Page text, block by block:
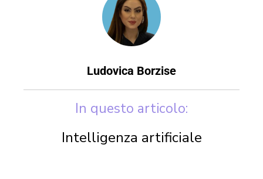
Ludovica Borzise
In questo articolo:
Intelligenza artificiale